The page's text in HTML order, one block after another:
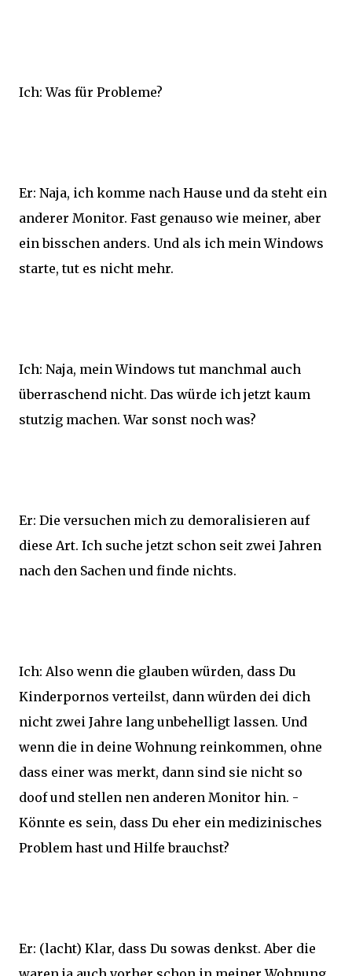
Ich: Was für Probleme?
Er: Naja, ich komme nach Hause und da steht ein
anderer Monitor. Fast genauso wie meiner, aber
ein bisschen anders. Und als ich mein Windows
starte, tut es nicht mehr.
Ich: Naja, mein Windows tut manchmal auch
überraschend nicht. Das würde ich jetzt kaum
stutzig machen. War sonst noch was?
Er: Die versuchen mich zu demoralisieren auf
diese Art. Ich suche jetzt schon seit zwei Jahren
nach den Sachen und finde nichts.
Ich: Also wenn die glauben würden, dass Du
Kinderpornos verteilst, dann würden dei dich
nicht zwei Jahre lang unbehelligt lassen. Und
wenn die in deine Wohnung reinkommen, ohne
dass einer was merkt, dann sind sie nicht so
doof und stellen nen anderen Monitor hin. -
Könnte es sein, dass Du eher ein medizinisches
Problem hast und Hilfe brauchst?
Er: (lacht) Klar, dass Du sowas denkst. Aber die